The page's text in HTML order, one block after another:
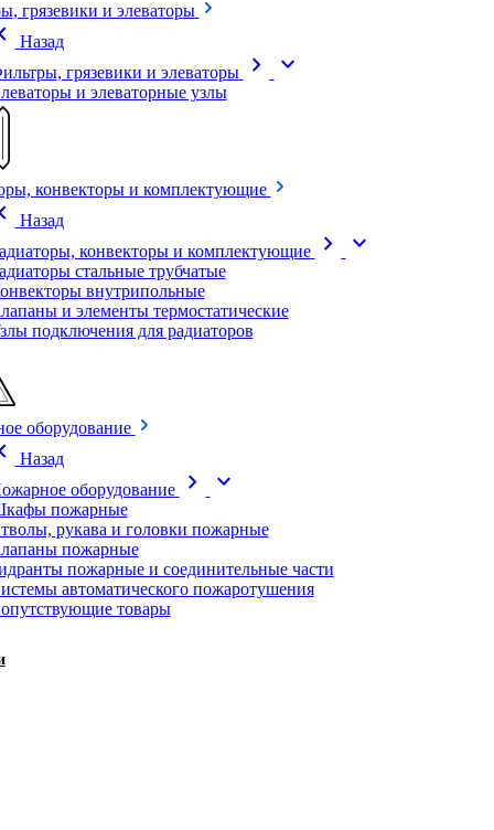
грязевики и элеваторы
Назад
грязевики и элеваторы
chevron_right expand_more
и элеваторные узлы
конвекторы и комплектующие
Назад
конвекторы и комплектующие
chevron_right expand_more
стальные трубчатые
внутрипольные
и элементы термостатические
подключения для радиаторов
оборудование
Назад
оборудование
chevron_right expand_more
пожарные
рукава и головки пожарные
пожарные
пожарные и соединительные части
автоматического пожаротушения
товары